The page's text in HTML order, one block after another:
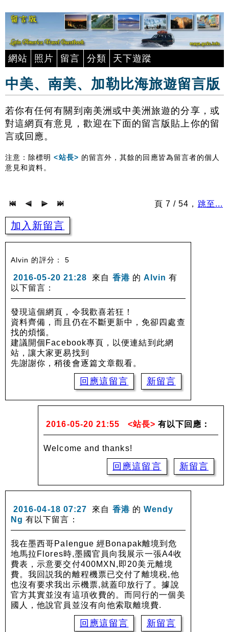
網站 照片 留言 分類 天下遊蹤
中美、南美、加勒比海旅遊留言版
若你有任何有關到南美洲或中美洲旅遊的分享，或
對這網頁有意見，歡迎在下面的留言版貼上你的留
言或回應。
注意：除標明 <站長> 的留言外，其餘的回應皆為留言者的個人
意見和資料。
頁 7 / 54， 跳至...
加入新留言
Alvin 的評分： 5
2016-05-20 21:28 來自 香港 的 Alvin 有
以下留言：
發現這個網頁，令我歡喜若狂！
資料齊備，而且仍在不斷更新中，免卻四處查
找的煩惱。
建議開個Facebook專頁，以便連結到此網
站，讓大家更易找到
先謝謝你，稍後會逐篇文章觀看。
回應這留言 新留言
2016-05-20 21:55 <站長> 有以下回應：
Welcome and thanks!
回應這留言 新留言
2016-04-18 07:27 來自 香港 的 Wendy
Ng 有以下留言：
我在墨西哥Palengue 經Bonapak離境到危
地馬拉Flores時,墨國官員向我展示一張A4收
費表，示意要交付400MXN,即20美元離境
費。我回説我的離程機票已交付了離境税,他
也沒有要求我出示機票,就蓋印放行了。據說
官方其實並沒有這項收費的。而同行的一個美
國人，他說官員並沒有向他索取離境費.
回應這留言 新留言